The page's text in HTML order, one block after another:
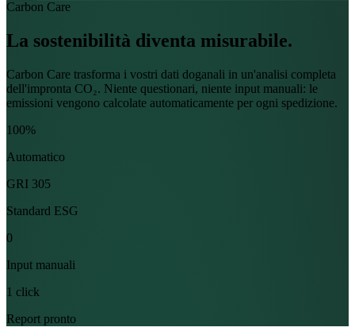
Carbon Care
La sostenibilità diventa misurabile.
Carbon Care trasforma i vostri dati doganali in un'analisi completa
dell'impronta CO₂. Niente questionari, niente input manuali: le
emissioni vengono calcolate automaticamente per ogni spedizione.
100%
Automatico
GRI 305
Standard ESG
0
Input manuali
1 click
Report pronto